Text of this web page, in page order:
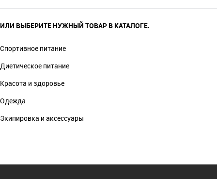
ИЛИ ВЫБЕРИТЕ НУЖНЫЙ ТОВАР В КАТАЛОГЕ.
Спортивное питание
Диетическое питание
Красота и здоровье
Одежда
Экипировка и аксессуары